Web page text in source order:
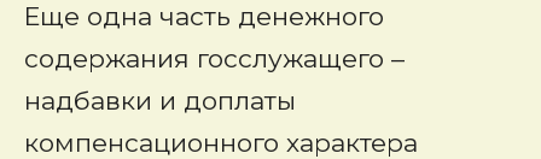
Еще одна часть денежного
содержания госслужащего –
надбавки и доплаты
компенсационного характера